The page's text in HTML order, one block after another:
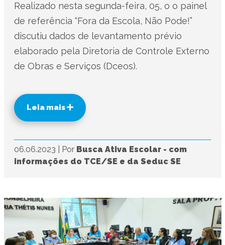
Realizado nesta segunda-feira, 05, o o painel
de referência “Fora da Escola, Não Pode!”
discutiu dados de levantamento prévio
elaborado pela Diretoria de Controle Externo
de Obras e Serviços (Dceos).
Leia mais
06.06.2023 Por Busca Ativa Escolar - com
informações do TCE/SE e da Seduc SE